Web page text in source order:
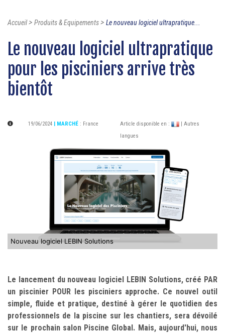
Accueil> Produits & Equipements> Le nouveau logiciel ultrapratique...
Le nouveau logiciel ultrapratique
pour les pisciniers arrive très
bientôt
19/06/2024 | MARCHÉ : France Article disponible en :
| Autres
langues
Nouveau logiciel LEBIN Solutions
Le lancement du nouveau logiciel LEBIN Solutions, créé PAR
un piscinier POUR les pisciniers approche. Ce nouvel outil
simple, fluide et pratique, destiné à gérer le quotidien des
professionnels de la piscine sur les chantiers, sera dévoilé
sur le prochain salon Piscine Global. Mais, aujourd'hui, nous